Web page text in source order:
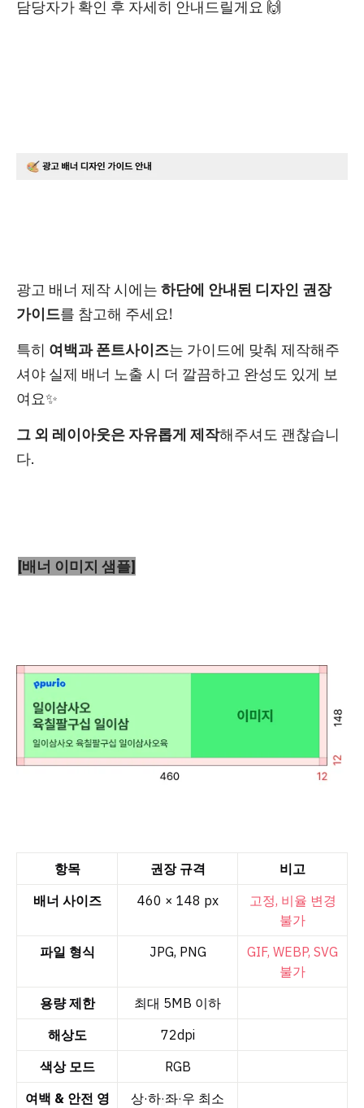
담당자가 확인 후 자세히 안내드릴게요 🙌
광고 배너 제작 시에는 하단에 안내된 디자인 권장
가이드를 참고해 주세요!
특히 여백과 폰트사이즈는 가이드에 맞춰 제작해주
셔야 실제 배너 노출 시 더 깔끔하고 완성도 있게 보
여요✨
그 외 레이아웃은 자유롭게 제작해주셔도 괜찮습니
다.
[배너 이미지 샘플]
항목 권장 규격
비고
배너 사이즈
460 × 148 px
고정, 비율 변경
불가
파일 형식
JPG, PNG
GIF, WEBP, SVG
불가
용량 제한
최대 5MB 이하
해상도
72dpi
색상 모드
RGB
여백 & 안전 영
상·하·좌·우 최소